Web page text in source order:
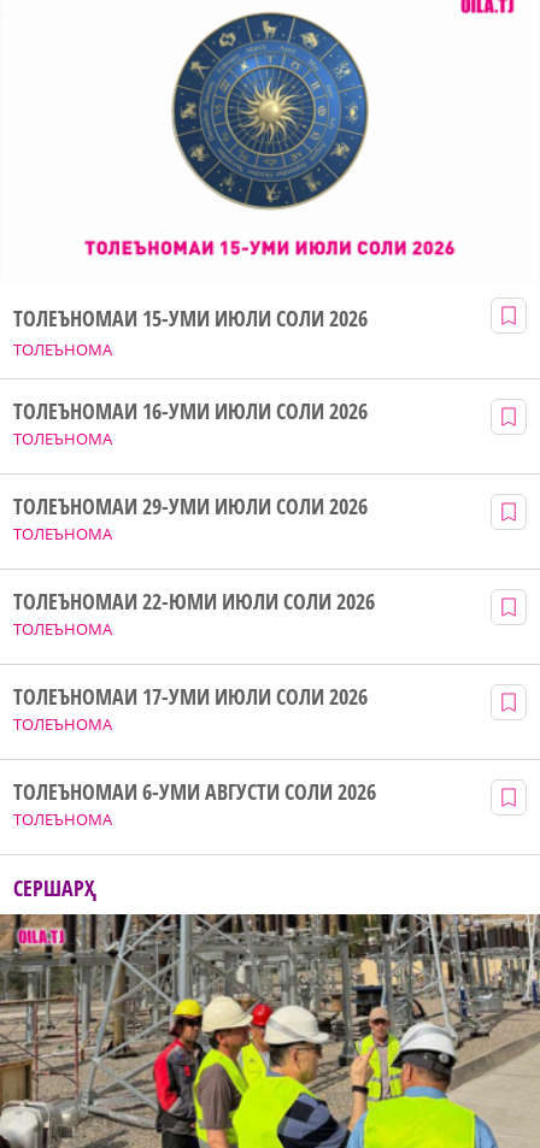
ТОЛЕЪНОМА
ТОЛЕЪНОМАИ 15-УМИ ИЮЛИ СОЛИ 2026
ТОЛЕЪНОМА
ТОЛЕЪНОМАИ 16-УМИ ИЮЛИ СОЛИ 2026
ТОЛЕЪНОМА
ТОЛЕЪНОМАИ 29-УМИ ИЮЛИ СОЛИ 2026
ТОЛЕЪНОМА
ТОЛЕЪНОМАИ 22-ЮМИ ИЮЛИ СОЛИ 2026
ТОЛЕЪНОМА
ТОЛЕЪНОМАИ 17-УМИ ИЮЛИ СОЛИ 2026
ТОЛЕЪНОМА
ТОЛЕЪНОМАИ 6-УМИ АВГУСТИ СОЛИ 2026
СЕРШАРҲ